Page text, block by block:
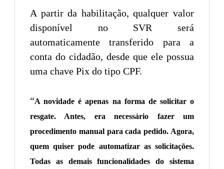
A partir da habilitação, qualquer valor
disponível no SVR será
automaticamente transferido para a
conta do cidadão, desde que ele possua
uma chave Pix do tipo CPF.
“A novidade é apenas na forma de solicitar o
resgate. Antes, era necessário fazer um
procedimento manual para cada pedido. Agora,
quem quiser pode automatizar as solicitações.
Todas as demais funcionalidades do sistema